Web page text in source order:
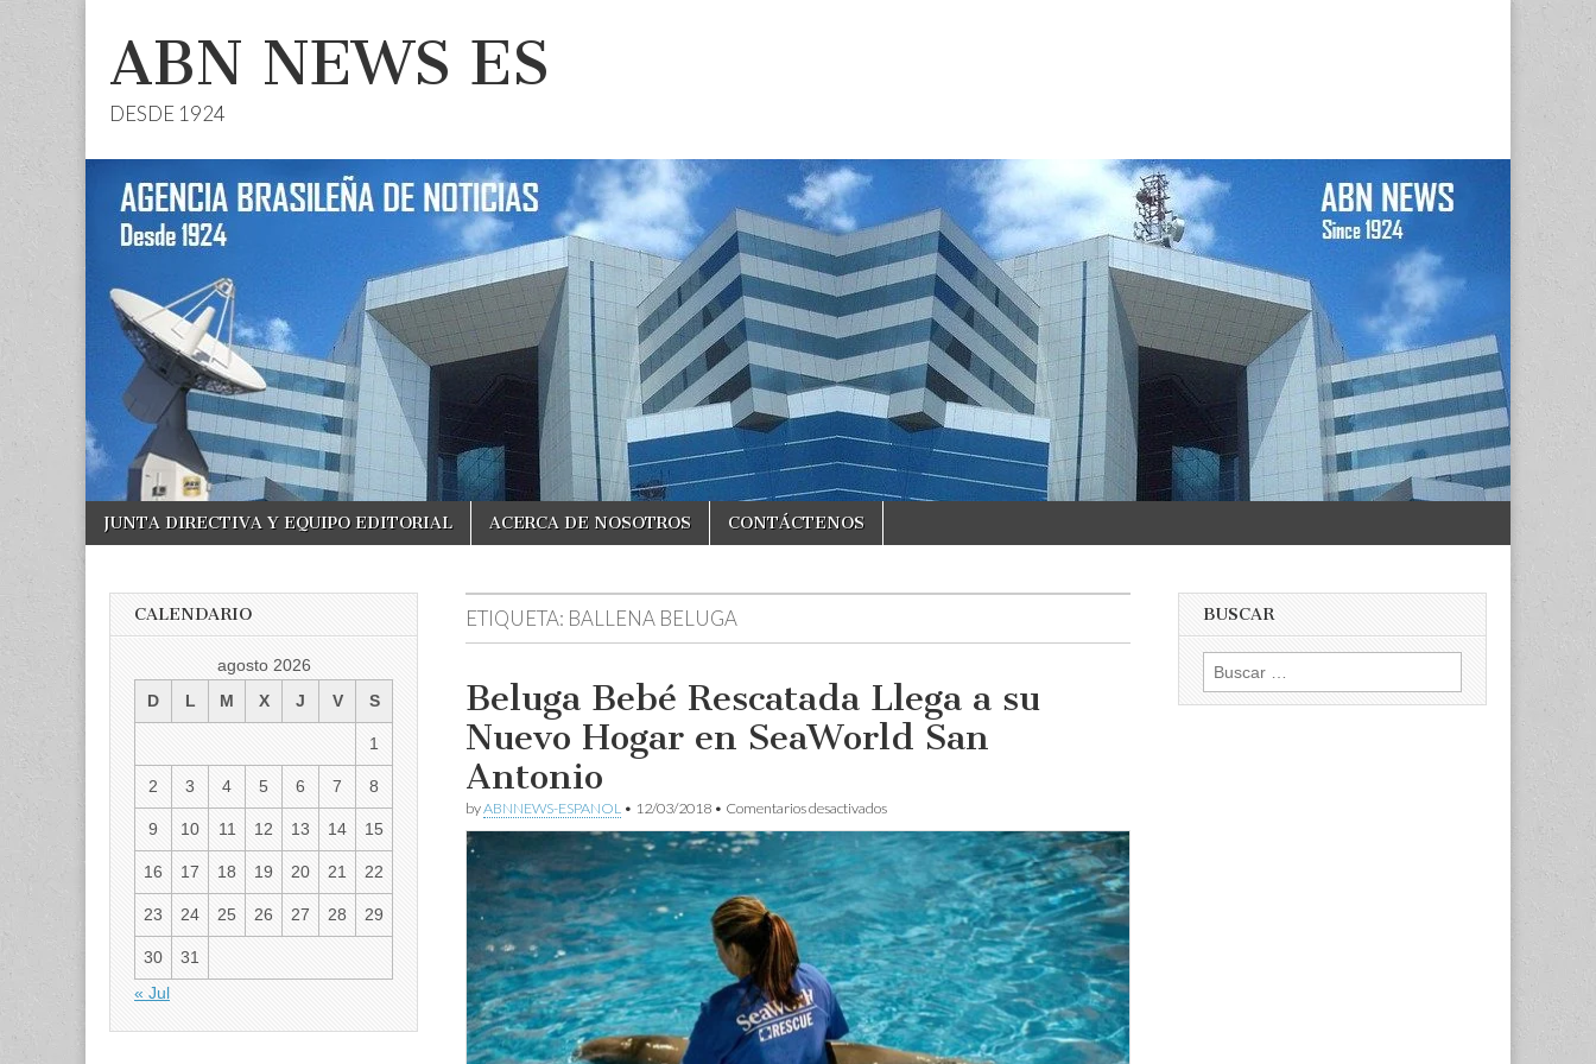
ABN NEWS ES
DESDE 1924
Main
menu
Skip
JUNTA DIRECTIVA Y EQUIPO EDITORIAL ACERCA DE NOSOTROS CONTÁCTENOS
ETIQUETA: BALLENA BELUGA
Beluga Bebé Rescatada Llega a su
Nuevo Hogar en SeaWorld San
Antonio
byABNNEWS-ESPANOL • 12/03/2018 • Comentarios desactivadosen
Beluga
Bebé
Rescatada
Llega
su
Nuevo
Hogar
en
SeaWorld
San
Antonio
CALENDARIO
agosto 2026
D
L M X J V S
1
2 3 4 5 6 7 8
9 10 11 12 13 14 15
16 17 18 19 20 21 22
23 24 25 26 27 28 29
30
31
« Jul
BUSCAR
Buscar: